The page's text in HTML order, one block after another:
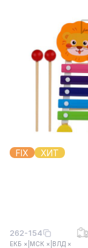
FIX ХИТ
262-154
ЕКБ × МСК × ВЛД ×